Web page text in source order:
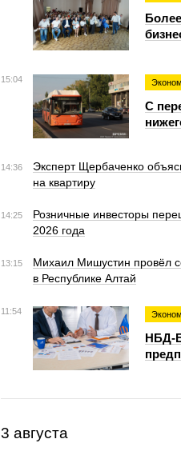
15:04
С
14:36
Эксперт Щербаченко
на квартиру
14:25
Розничные инвесторы
2026 года
13:15
Михаил Мишустин провёл
в Республике Алтай
11:54
НБД-
3 августа